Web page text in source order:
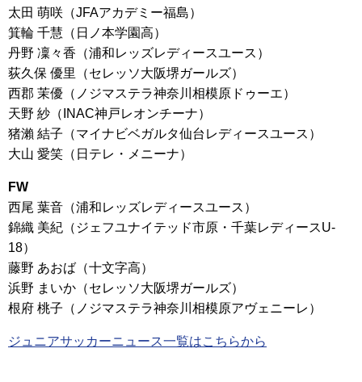
太田 萌咲（JFAアカデミー福島）
箕輪 千慧（日ノ本学園高）
丹野 凜々香（浦和レッズレディースユース）
荻久保 優里（セレッソ大阪堺ガールズ）
西郡 茉優（ノジマステラ神奈川相模原ドゥーエ）
天野 紗（INAC神戸レオンチーナ）
猪瀨 結子（マイナビベガルタ仙台レディースユース）
大山 愛笑（日テレ・メニーナ）
FW
西尾 葉音（浦和レッズレディースユース）
錦織 美紀（ジェフユナイテッド市原・千葉レディースU-
18）
藤野 あおば（十文字高）
浜野 まいか（セレッソ大阪堺ガールズ）
根府 桃子（ノジマステラ神奈川相模原アヴェニーレ）
ジュニアサッカーニュース一覧はこちらから